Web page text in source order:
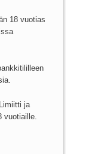
18 vuotias
ja
vuotiaille.